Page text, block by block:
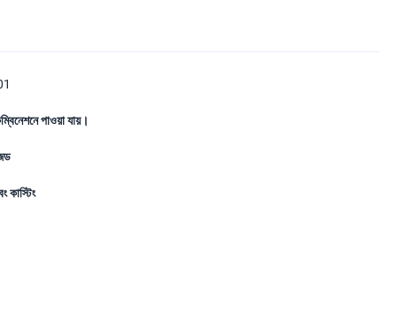
পাওয়া যায়।
কাস্টিং